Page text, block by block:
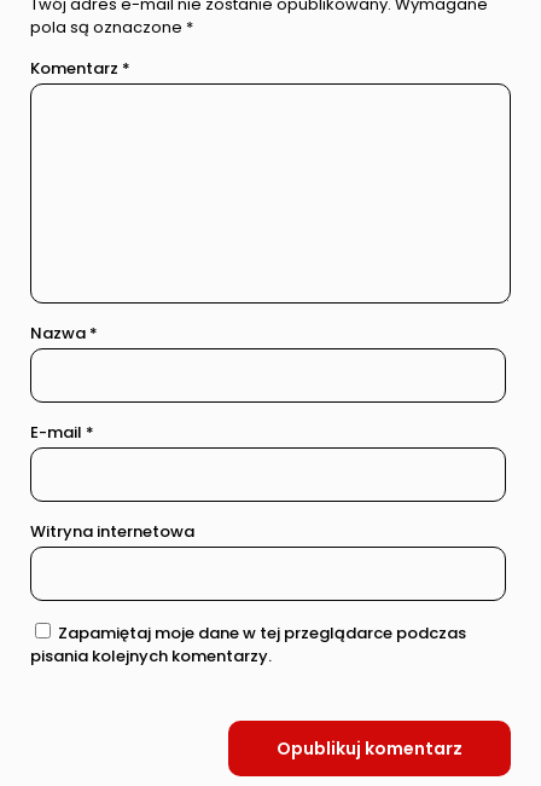
pola są oznaczone *
Komentarz *
Nazwa *
E-mail *
Witryna internetowa
Zapamiętaj moje dane w tej przeglądarce podczas
pisania kolejnych komentarzy.